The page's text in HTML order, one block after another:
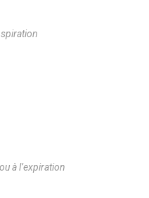
à l’expiration